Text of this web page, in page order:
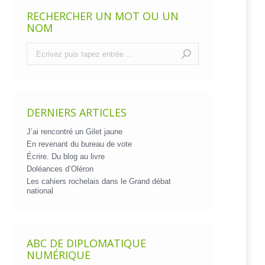
RECHERCHER UN MOT OU UN
NOM
DERNIERS ARTICLES
J’ai rencontré un Gilet jaune
En revenant du bureau de vote
Écrire. Du blog au livre
Doléances d’Oléron
Les cahiers rochelais dans le Grand débat
national
ABC DE DIPLOMATIQUE
NUMÉRIQUE